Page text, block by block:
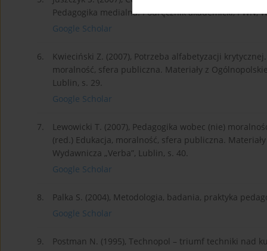
Pedagogika medialna. Podręcznik akademicki, PWN,
Google Scholar
6.
Kwieciński Z. (2007), Potrzeba alfabetyzacji
moralność, sfera publiczna. Materiały z
Lublin, s. 29.
Google Scholar
7.
Lewowicki T. (2007), Pedagogika wobec (nie)
(red.) Edukacja, moralność, sfera publiczna.
Wydawnicza „Verba”, Lublin, s. 40.
Google Scholar
8.
Palka S. (2004), Metodologia, badania, praktyka
Google Scholar
9.
Postman N. (1995), Technopol – triumf techniki nad